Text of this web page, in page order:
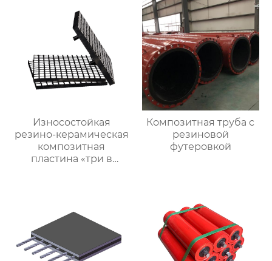
Износостойкая
резино-керамическая
композитная
пластина «три в
Композитная труба с
резиновой
футеровкой